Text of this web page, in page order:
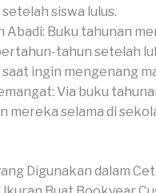
siswa lulus.
Abadi: Buku tahunan
tahun setelah
ingin mengenang
Via buku
mereka selama di
Digunakan dalam